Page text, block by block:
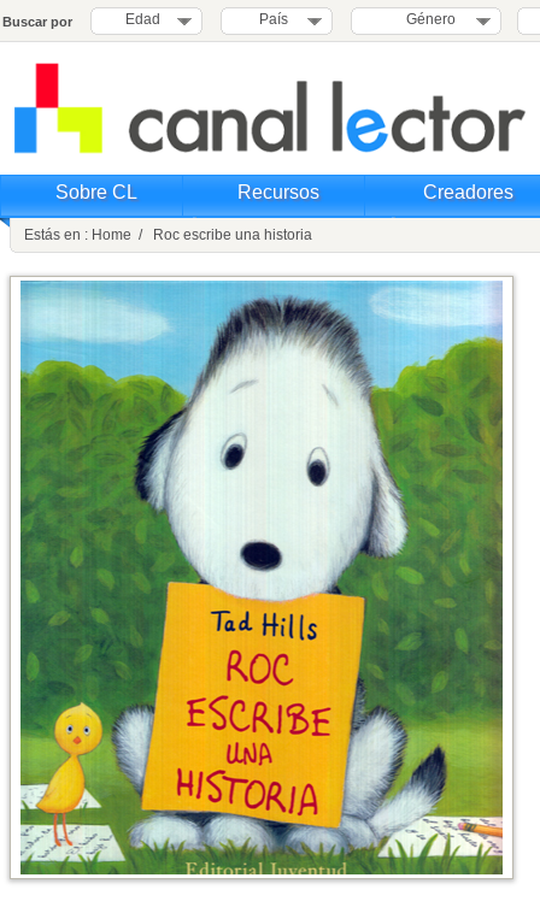
Buscar por Edad País Género
Sobre CL Recursos Creadores
Estás en : Home / Roc escribe una historia